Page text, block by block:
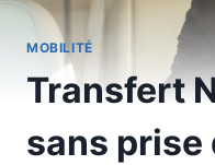
MOBILITÉ
Transfert
sans prise